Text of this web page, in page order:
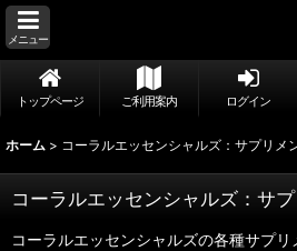
メニュー
トップページ ご利用案内 ログイン
ホーム > コーラルエッセンシャルズ：サプリメ
コーラルエッセンシャルズ：サ
コーラルエッセンシャルズの各種サプリ